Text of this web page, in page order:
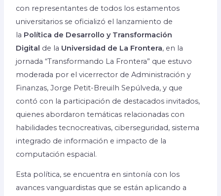
con representantes de todos los estamentos
universitarios se oficializó el lanzamiento de
la Política de Desarrollo y Transformación
Digital de la Universidad de La Frontera, en la
jornada “Transformando La Frontera” que estuvo
moderada por el vicerrector de Administración y
Finanzas, Jorge Petit-Breuilh Sepúlveda, y que
contó con la participación de destacados invitados,
quienes abordaron temáticas relacionadas con
habilidades tecnocreativas, ciberseguridad, sistema
integrado de información e impacto de la
computación espacial.
Esta política, se encuentra en sintonía con los
avances vanguardistas que se están aplicando a